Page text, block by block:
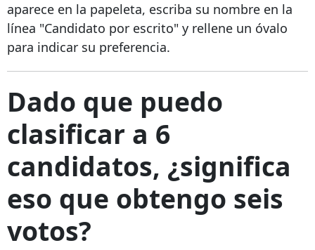
aparece en la papeleta, escriba su nombre en la
línea "Candidato por escrito" y rellene un óvalo
para indicar su preferencia.
Dado que puedo
clasificar a 6
candidatos, ¿significa
eso que obtengo seis
votos?